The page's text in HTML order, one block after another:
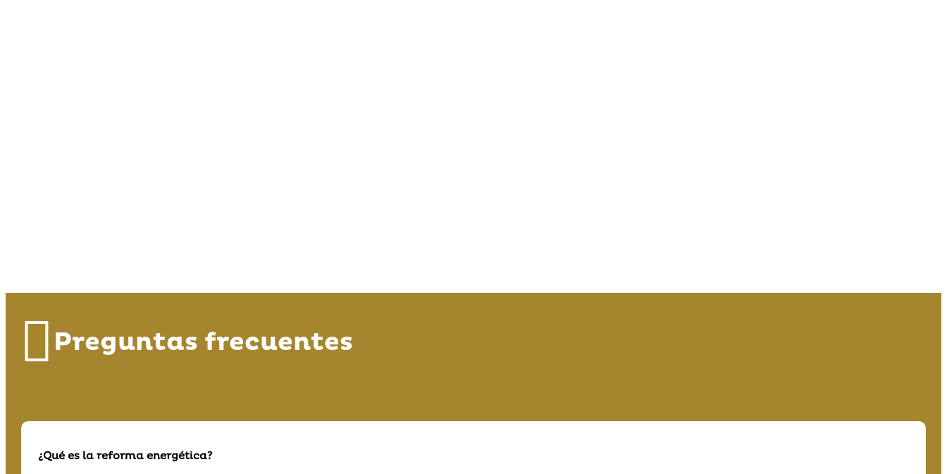
Preguntas frecuentes
¿Qué es la reforma energética?